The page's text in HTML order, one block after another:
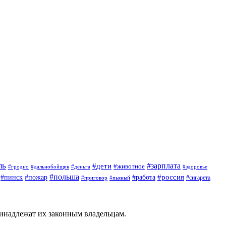
#гродно #дальнобойщик #деньга #дети #животное #зарплата #здоровье
#пинск #пожар #польша #приговор #пьяный #работа #россия #сигарета
их законным владельцам.